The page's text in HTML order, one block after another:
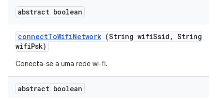
abstract boolean
connectToWifiNetwork (String wifiSsid , String
wifiPsk)
Conecta-se a uma rede wi-fi.
abstract boolean